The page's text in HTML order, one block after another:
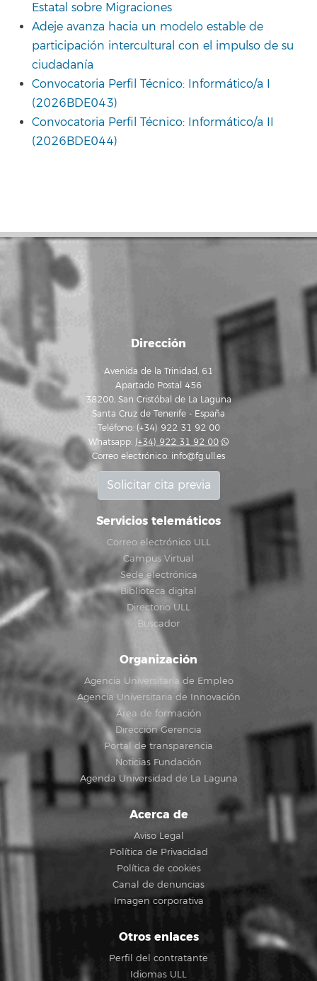
Estatal sobre Migraciones
Adeje avanza hacia un modelo estable de
participación intercultural con el impulso de su
ciudadanía
Convocatoria Perfil Técnico: Informático/a I
(2026BDE043)
Convocatoria Perfil Técnico: Informático/a II
(2026BDE044)
Dirección
Avenida de la Trinidad, 61
Apartado Postal 456
38200, San Cristóbal de La Laguna
Santa Cruz de Tenerife - España
Teléfono: (+34) 922 31 92 00
Whatsapp: (+34) 922 31 92 00
Correo electrónico: info@fg.ull.es
Solicitar cita previa
Servicios telemáticos
Correo electrónico ULL
Campus Virtual
Sede electrónica
Biblioteca digital
Directorio ULL
Buscador
Organización
Agencia Universitaria de Empleo
Agencia Universitaria de Innovación
Área de formación
Dirección Gerencia
Portal de transparencia
Noticias Fundación
Agenda Universidad de La Laguna
Acerca de
Aviso Legal
Política de Privacidad
Política de cookies
Canal de denuncias
Imagen corporativa
Otros enlaces
Perfil del contratante
Idiomas ULL